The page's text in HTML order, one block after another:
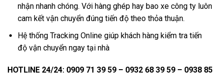
nhận nhanh chóng. Với hàng ghép hay bao xe công ty luôn
cam kết vận chuyển đúng tiến độ theo thỏa thuận.
Hệ thống Tracking Online giúp khách hàng kiểm tra tiến
độ vận chuyển ngay tại nhà
HOTLINE 24/24: 0909 71 39 59 – 0932 68 39 59 – 0938 85